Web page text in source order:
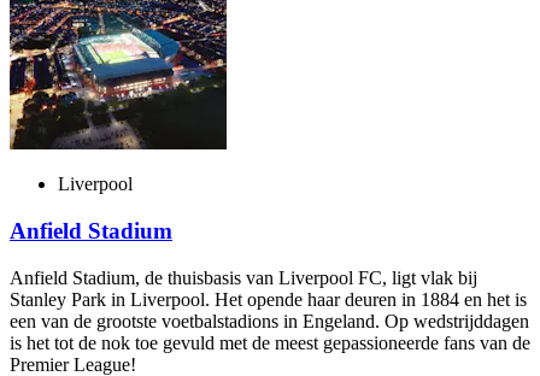
Liverpool
Anfield Stadium
Anfield Stadium, de thuisbasis van Liverpool FC, ligt vlak bij
Stanley Park in Liverpool. Het opende haar deuren in 1884 en het is
een van de grootste voetbalstadions in Engeland. Op wedstrijddagen
is het tot de nok toe gevuld met de meest gepassioneerde fans van de
Premier League!